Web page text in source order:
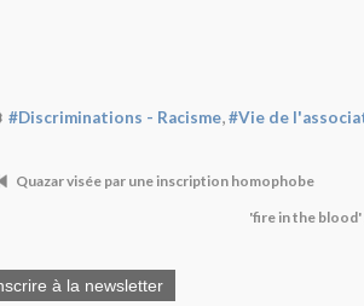
#Discriminations - Racisme,#Vie de
Quazar visée par une inscription homophobe
'fire in the
à la newsletter